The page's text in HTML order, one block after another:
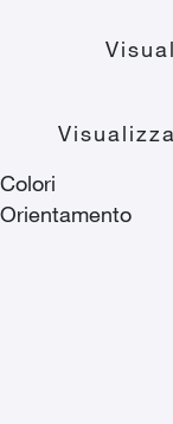
Colori
Orientamento